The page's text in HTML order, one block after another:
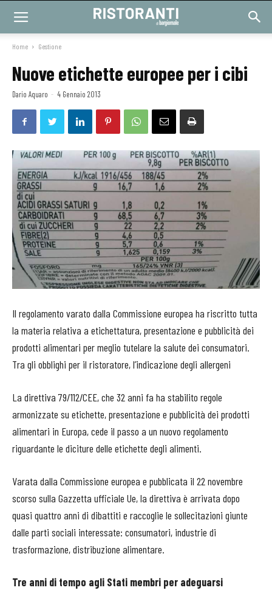
Home Gestione
Nuove etichette europee per i cibi
Dario Aquaro - 4 Gennaio 2013
Il regolamento varato dalla Commissione europea ha riscritto tutta
la materia relativa a etichettatura, presentazione e pubblicità dei
prodotti alimentari per meglio tutelare la salute dei consumatori.
Tra gli obblighi per il ristoratore, l’indicazione degli allergeni
La direttiva 79/112/CEE, che 32 anni fa ha stabilito regole
armonizzate su etichette, presentazione e pubblicità dei prodotti
alimentari in Europa, cede il passo a un nuovo regolamento
riguardante le diciture delle etichette degli alimenti.
Varata dalla Commissione europea e pubblicata il 22 novembre
scorso sulla Gazzetta ufficiale Ue, la direttiva è arrivata dopo
quasi quattro anni di dibattiti e raccoglie le sollecitazioni giunte
dalle parti sociali interessate: consumatori, industrie di
trasformazione, distribuzione alimentare.
Tre anni di tempo agli Stati membri per adeguarsi